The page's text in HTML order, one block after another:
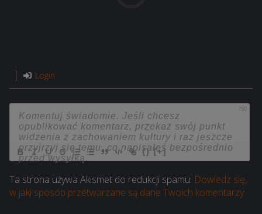
Login
750
{} [+]
Ta strona używa Akismet do redukcji spamu. Dowiedz się,
w jaki sposób przetwarzane są dane Twoich komentarzy.